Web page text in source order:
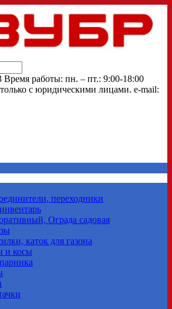
Время работы: пн. – пт.: 9:00-18:00
с юридическими лицами. e-mail:
переходники
Ограда садовая
каток для газона
и косы